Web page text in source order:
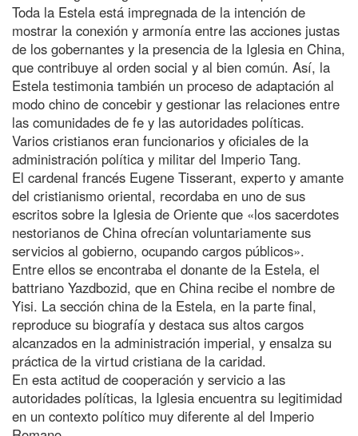
Toda la Estela está impregnada de la intención de
mostrar la conexión y armonía entre las acciones justas
de los gobernantes y la presencia de la Iglesia en China,
que contribuye al orden social y al bien común. Así, la
Estela testimonia también un proceso de adaptación al
modo chino de concebir y gestionar las relaciones entre
las comunidades de fe y las autoridades políticas.
Varios cristianos eran funcionarios y oficiales de la
administración política y militar del Imperio Tang.
El cardenal francés Eugene Tisserant, experto y amante
del cristianismo oriental, recordaba en uno de sus
escritos sobre la Iglesia de Oriente que «los sacerdotes
nestorianos de China ofrecían voluntariamente sus
servicios al gobierno, ocupando cargos públicos».
Entre ellos se encontraba el donante de la Estela, el
battriano Yazdbozid, que en China recibe el nombre de
Yisi. La sección china de la Estela, en la parte final,
reproduce su biografía y destaca sus altos cargos
alcanzados en la administración imperial, y ensalza su
práctica de la virtud cristiana de la caridad.
En esta actitud de cooperación y servicio a las
autoridades políticas, la Iglesia encuentra su legitimidad
en un contexto político muy diferente al del Imperio